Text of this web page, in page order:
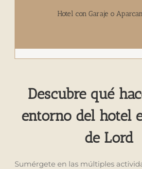
Hotel con Garaje o
Descubre qué
entorno del hotel
de Lord
Sumérgete en las múltiples